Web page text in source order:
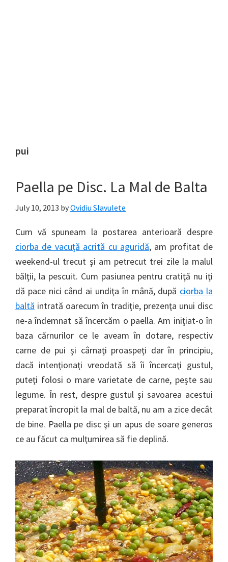
pui
Paella pe Disc. La Mal de Balta
July 10, 2013 byOvidiu Slavulete
Cum vă spuneam la postarea anterioară despre
ciorba de vacuţă acrită cu aguridă, am profitat de
weekend-ul trecut şi am petrecut trei zile la malul
bălţii, la pescuit. Cum pasiunea pentru cratiţă nu iţi
dă pace nici când ai undiţa în mână, după ciorba la
baltă intrată oarecum în tradiţie, prezenţa unui disc
ne-a îndemnat să încercăm o paella. Am iniţiat-o în
baza cărnurilor ce le aveam în dotare, respectiv
carne de pui şi cârnaţi proaspeţi dar în principiu,
dacă intenţionaţi vreodată să îi încercaţi gustul,
puteţi folosi o mare varietate de carne, peşte sau
legume. În rest, despre gustul şi savoarea acestui
preparat încropit la mal de baltă, nu am a zice decât
de bine. Paella pe disc şi un apus de soare generos
ce au făcut ca mulţumirea să fie deplină.